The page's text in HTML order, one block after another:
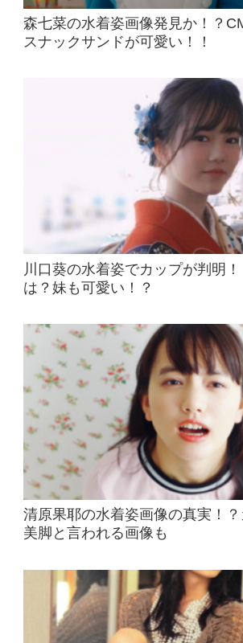
森七菜の水着姿画像発見か！？
スナックサンドが可愛い！！
川口葵の水着姿でカップが判明
は？妹も可愛い！？
清原果耶の水着姿画像の真実！？
美脚と言われる画像も